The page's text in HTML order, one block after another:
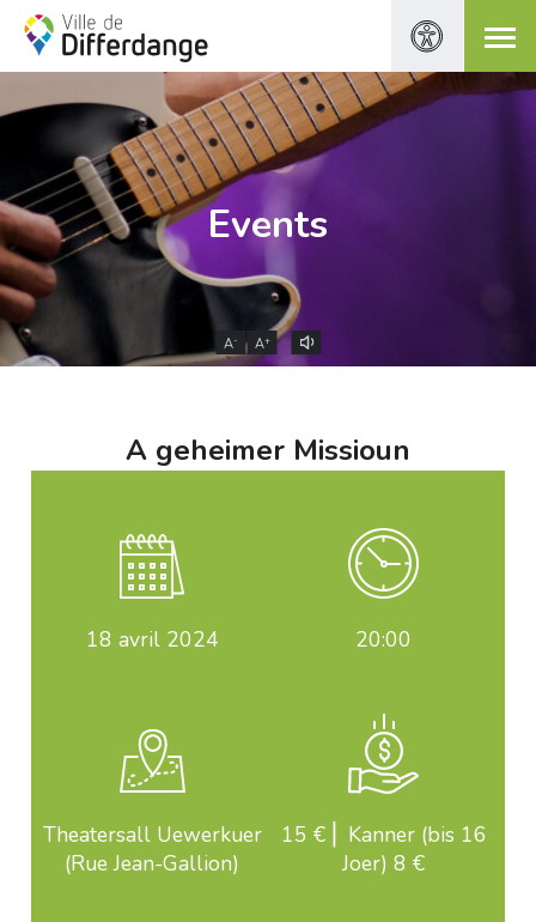
Events
A- A+
A geheimer Missioun
18 avril 2024 20:00
Theatersall Uewerkuer
(Rue Jean-Gallion)
15 € ⎜ Kanner (bis 16
Joer) 8 €